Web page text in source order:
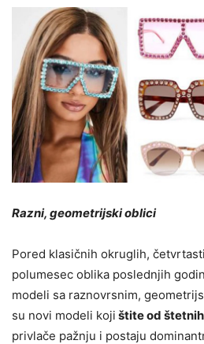
Razni, geometrijski oblici
Pored klasičnih okruglih,
polumesec oblika poslednjih
modeli sa raznovrsnim,
su novi modeli koji štite od
privlače pažnju i postaju